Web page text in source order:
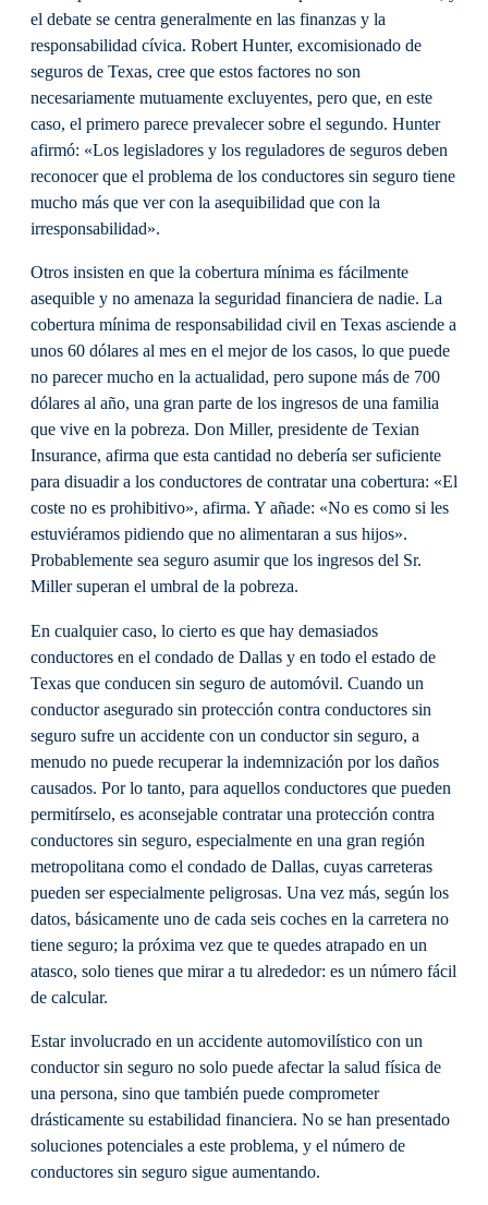
el debate se centra generalmente en las finanzas y la
responsabilidad cívica. Robert Hunter, excomisionado de
seguros de Texas, cree que estos factores no son
necesariamente mutuamente excluyentes, pero que, en este
caso, el primero parece prevalecer sobre el segundo. Hunter
afirmó: «Los legisladores y los reguladores de seguros deben
reconocer que el problema de los conductores sin seguro tiene
mucho más que ver con la asequibilidad que con la
irresponsabilidad».
Otros insisten en que la cobertura mínima es fácilmente
asequible y no amenaza la seguridad financiera de nadie. La
cobertura mínima de responsabilidad civil en Texas asciende a
unos 60 dólares al mes en el mejor de los casos, lo que puede
no parecer mucho en la actualidad, pero supone más de 700
dólares al año, una gran parte de los ingresos de una familia
que vive en la pobreza. Don Miller, presidente de Texian
Insurance, afirma que esta cantidad no debería ser suficiente
para disuadir a los conductores de contratar una cobertura: «El
coste no es prohibitivo», afirma. Y añade: «No es como si les
estuviéramos pidiendo que no alimentaran a sus hijos».
Probablemente sea seguro asumir que los ingresos del Sr.
Miller superan el umbral de la pobreza.
En cualquier caso, lo cierto es que hay demasiados
conductores en el condado de Dallas y en todo el estado de
Texas que conducen sin seguro de automóvil. Cuando un
conductor asegurado sin protección contra conductores sin
seguro sufre un accidente con un conductor sin seguro, a
menudo no puede recuperar la indemnización por los daños
causados. Por lo tanto, para aquellos conductores que pueden
permitírselo, es aconsejable contratar una protección contra
conductores sin seguro, especialmente en una gran región
metropolitana como el condado de Dallas, cuyas carreteras
pueden ser especialmente peligrosas. Una vez más, según los
datos, básicamente uno de cada seis coches en la carretera no
tiene seguro; la próxima vez que te quedes atrapado en un
atasco, solo tienes que mirar a tu alrededor: es un número fácil
de calcular.
Estar involucrado en un accidente automovilístico con un
conductor sin seguro no solo puede afectar la salud física de
una persona, sino que también puede comprometer
drásticamente su estabilidad financiera. No se han presentado
soluciones potenciales a este problema, y el número de
conductores sin seguro sigue aumentando.